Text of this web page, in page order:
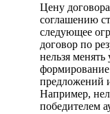
Цену
соглашению
следующее
договор по
нельзя
предложений
Например,
победителем